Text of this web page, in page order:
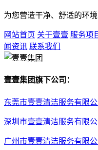
为您营造干净、舒适的环
网站首页 关于壹壹 服务项
闻资讯 联系我们
壹壹集团旗下公司：
东莞市壹壹清洁服务有限公
深圳市壹壹清洁服务有限公
广州市壹壹清洁服务有限公